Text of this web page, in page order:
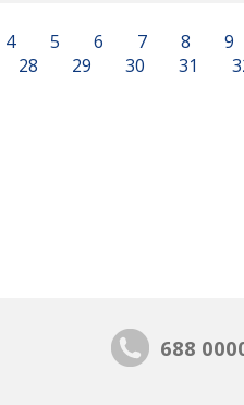
4 5 6 7 8 9
28 29 30 31
688